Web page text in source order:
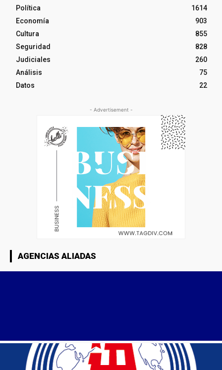
Política
1614
Economía
903
Cultura
855
Seguridad
828
Judiciales
260
Análisis
75
Datos
22
- Advertisement -
AGENCIAS ALIADAS